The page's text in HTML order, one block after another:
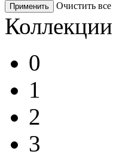
Применить Очистить все
Коллекции
0
1
2
3